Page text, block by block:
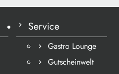
Service
Gastro Lounge
Gutscheinwelt